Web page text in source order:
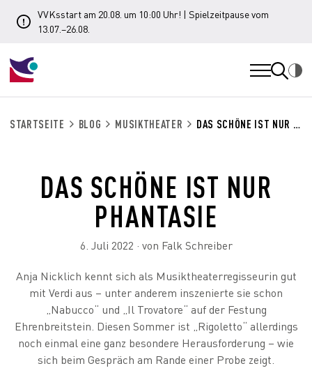
VVKsstart am 20.08. um 10:00 Uhr! | Spielzeitpause vom
13.07.–26.08.
STARTSEITE BLOG MUSIKTHEATER DAS SCHÖNE IST NUR PHANTASIE
DAS SCHÖNE IST NUR
PHANTASIE
6. Juli 2022 · von Falk Schreiber
Anja Nicklich kennt sich als Musiktheaterregisseurin gut
mit Verdi aus – unter anderem inszenierte sie schon
„Nabucco“ und „Il Trovatore“ auf der Festung
Ehrenbreitstein. Diesen Sommer ist „Rigoletto“ allerdings
noch einmal eine ganz besondere Herausforderung – wie
sich beim Gespräch am Rande einer Probe zeigt.